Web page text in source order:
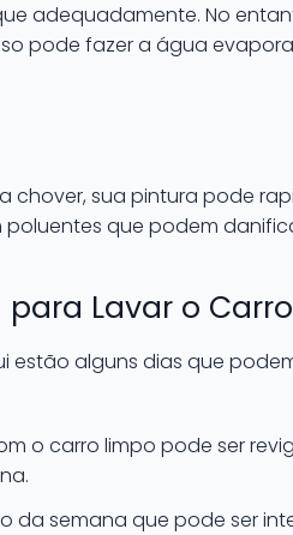
adequadamente. No
pode fazer a água
chover, sua pintura pode
que podem
Lavar o Carro
estão alguns dias que
o carro limpo pode ser
da semana que pode ser